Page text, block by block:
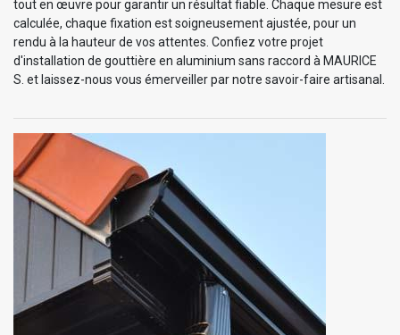
tout en œuvre pour garantir un résultat fiable. Chaque mesure est
calculée, chaque fixation est soigneusement ajustée, pour un
rendu à la hauteur de vos attentes. Confiez votre projet
d'installation de gouttière en aluminium sans raccord à MAURICE
S. et laissez-nous vous émerveiller par notre savoir-faire artisanal.